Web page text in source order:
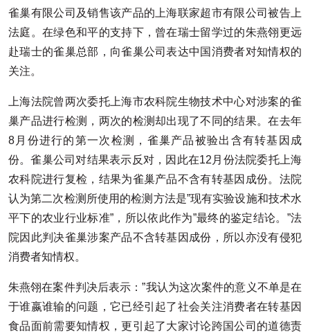
雀巢有限公司及销售该产品的上海联家超市有限公司被告上
法庭。在绿色和平的支持下，曾在瑞士留学过的朱燕翎更远
赴瑞士的雀巢总部，向雀巢公司表达中国消费者对知情权的
关注。
上海法院曾两次委托上海市农科院生物技术中心对涉案的雀
巢产品进行检测，两次的检测却出现了不同的结果。在去年
8月份进行的第一次检测，雀巢产品被验出含有转基因成
份。雀巢公司对结果表示反对，因此在12月份法院委托上海
农科院进行复检，结果为雀巢产品不含有转基因成份。法院
认为第二次检测所使用的检测方法是”现有实验设施和技术水
平下的农业行业标准”，所以依此作为”最终的鉴定结论。”法
院因此判决雀巢涉案产品不含转基因成份，所以亦没有侵犯
消费者知情权。
朱燕翎在案件判决后表示：”我认为这次案件的意义不单是在
于谁嬴谁输的问题，它已经引起了社会关注消费者在转基因
食品面前需要知情权，更引起了大家讨论跨国公司的道德责